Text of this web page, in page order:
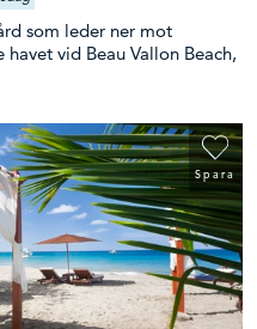
som leder ner mot
vid Beau Vallon Beach,
Spara